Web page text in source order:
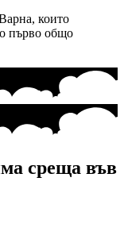
които
първо общо
среща във